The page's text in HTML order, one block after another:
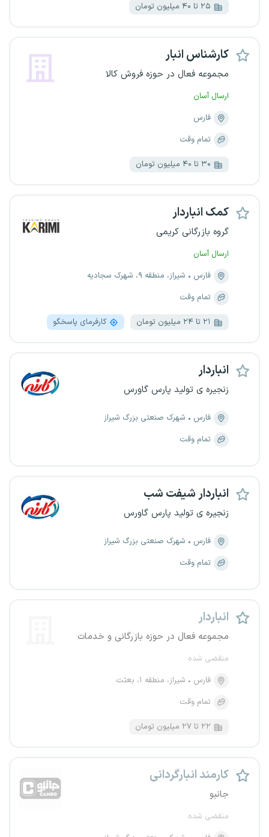
۲۵ تا ۴۰ میلیون تومان
کارشناس انبار
مجموعه فعال در حوزه فروش کالا
ارسال آسان
فارس
تمام وقت
۳۰ تا ۴۰ میلیون تومان
کمک انباردار
گروه بازرگانی کریمی
ارسال آسان
فارس
شیراز، منطقه ۹، شهرک سجادیه
تمام وقت
۲۱ تا ۲۴ میلیون تومان کارفرمای پاسخگو
انباردار
زنجیره ی تولید پارس گاورس
فارس
شهرک صنعتی بزرگ شیراز
تمام وقت
انباردار شیفت شب
زنجیره ی تولید پارس گاورس
فارس
شهرک صنعتی بزرگ شیراز
تمام وقت
انباردار
مجموعه فعال در حوزه بازرگانی و خدمات
منقضی شده
فارس
شیراز، منطقه ۱، بعثت
تمام وقت
۲۲ تا ۲۷ میلیون تومان
کارمند انبارگردانی
جانبو
منقضی شده